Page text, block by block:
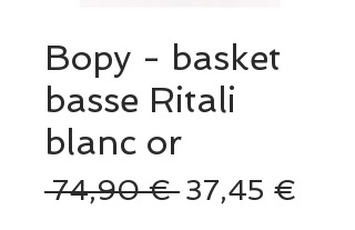
Bopy - basket
basse Ritali
blanc or
74,90 € Prix
37,45 €